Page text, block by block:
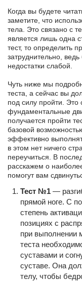
Когда вы будете
заметите, что
тела. Это связано с
является лишь одна
тест, то определить
затруднительно,
недостатки слабой.
Чуть ниже мы
теста, а сейчас вы
под силу пройти. Это
фундаментальные
получается пройти
базовой
эффективно
в этом нет ничего
переучиться. В
расскажем о
помогут вам
Тест №1 —
прямой ноге. С
степень
позициях с
при выполнении
теста
суставами и
суставе. Она
телу, чтобы